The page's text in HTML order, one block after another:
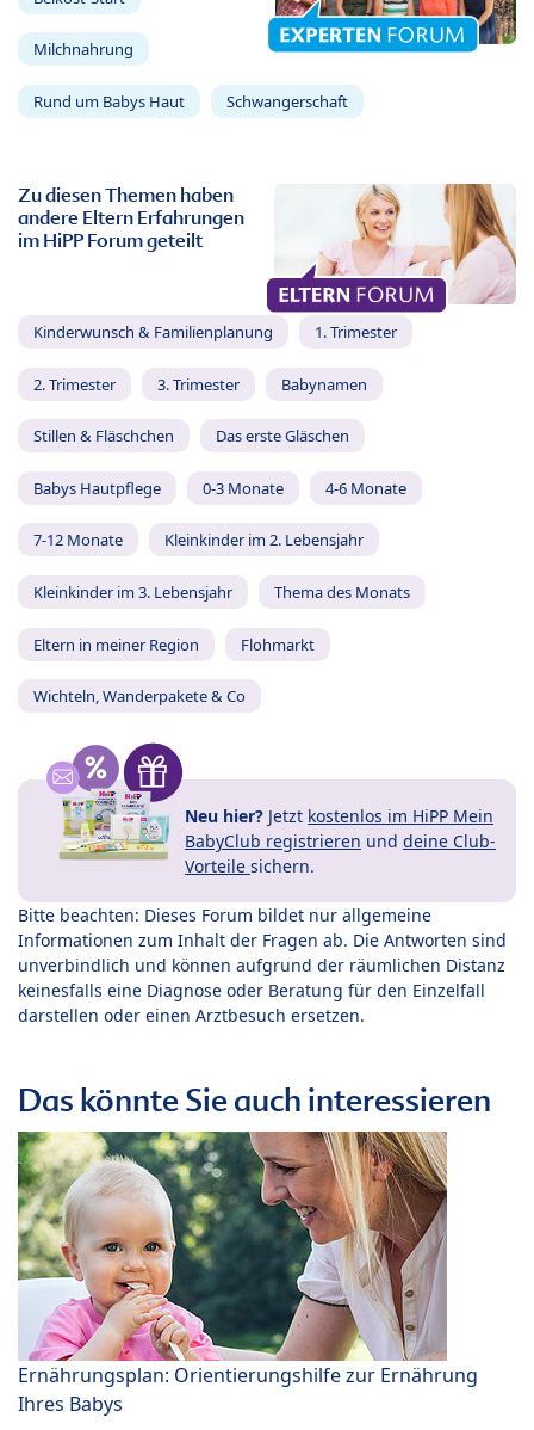
Milchnahrung
Rund um Babys Haut Schwangerschaft
Zu diesen Themen haben
andere Eltern Erfahrungen
im HiPP Forum geteilt
Kinderwunsch & Familienplanung 1. Trimester
2. Trimester 3. Trimester Babynamen
Stillen & Fläschchen Das erste Gläschen
Babys Hautpflege 0-3 Monate 4-6 Monate
7-12 Monate Kleinkinder im 2. Lebensjahr
Kleinkinder im 3. Lebensjahr Thema des Monats
Eltern in meiner Region Flohmarkt
Wichteln, Wanderpakete & Co
Neu hier? Jetzt kostenlos im HiPP Mein
BabyClub registrieren und deine Club-
Vorteile sichern.
Bitte beachten: Dieses Forum bildet nur allgemeine
Informationen zum Inhalt der Fragen ab. Die Antworten sind
unverbindlich und können aufgrund der räumlichen Distanz
keinesfalls eine Diagnose oder Beratung für den Einzelfall
darstellen oder einen Arztbesuch ersetzen.
Das könnte Sie auch interessieren
Ernährungsplan: Orientierungshilfe zur Ernährung
Ihres Babys